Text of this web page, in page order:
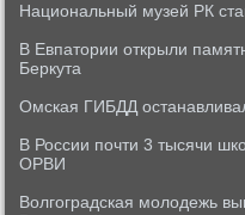
Национальный музей РК
В Евпатории открыли
Беркута
Омская ГИБДД
В России почти 3 тысячи
ОРВИ
Волгоградская молодежь